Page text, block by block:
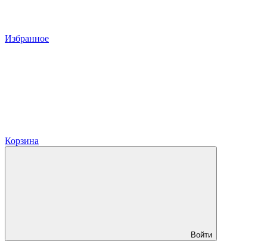
Избранное
Корзина
Войти